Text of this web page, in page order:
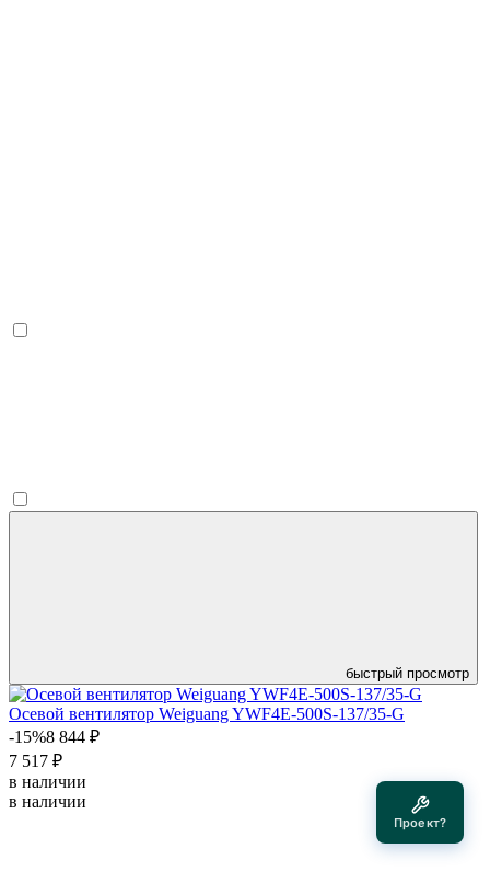
быстрый просмотр
Осевой вентилятор Weiguang YWF4E-500S-137/35-G
-15%8 844 ₽
7 517 ₽
в наличии
в наличии
Проект?